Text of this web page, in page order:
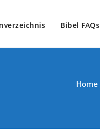
Bibel FAQs
Home